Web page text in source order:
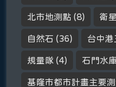
北市地測點 (8) 衛
自然石 (36) 台中港
規量隊 (4) 石門水
基隆市都市計畫主要